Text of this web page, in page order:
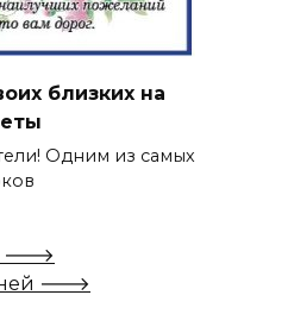
близких на
Одним из самых
🡒
дней 🡒